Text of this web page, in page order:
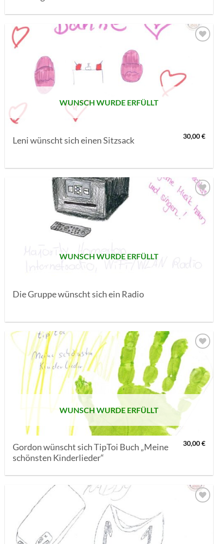
WUNSCH WURDE ERFÜLLT
Leni wünscht sich einen Sitzsack 30,00€
AUF MEINE
MERKLISTE
SETZEN
WUNSCH WURDE ERFÜLLT
Die Gruppe wünscht sich ein Radio
AUF MEINE
MERKLISTE
SETZEN
WUNSCH WURDE ERFÜLLT
Gordon wünscht sich TipToi Buch „Meine
schönsten Kinderlieder“
30,00€